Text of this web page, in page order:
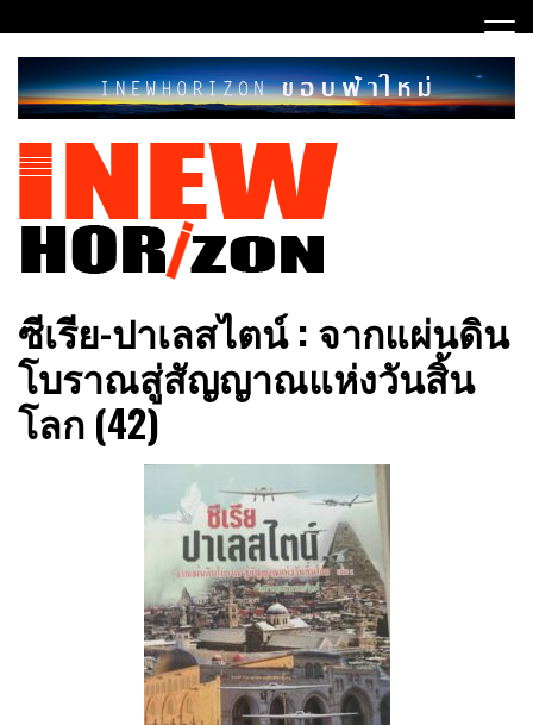
to
content
INEWHORIZON
ซีเรีย​-ปาเลสไตน์​ : จากแผ่นดิน
โบราณสู่สัญญาณ​แห่งวันสิ้น
โลก​ (42)